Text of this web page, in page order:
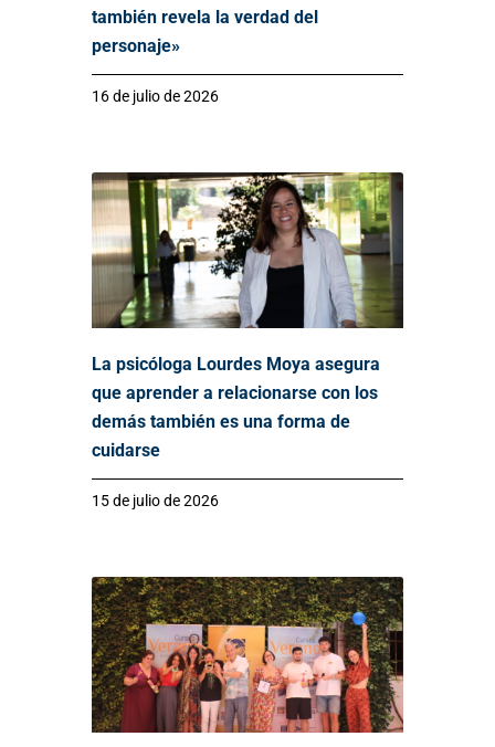
también revela la verdad del
personaje»
16 de julio de 2026
La psicóloga Lourdes Moya asegura
que aprender a relacionarse con los
demás también es una forma de
cuidarse
15 de julio de 2026